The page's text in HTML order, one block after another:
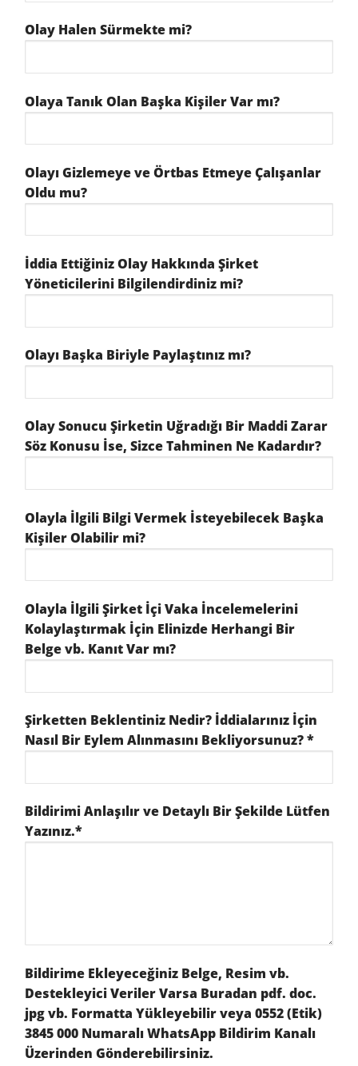
Olay Halen Sürmekte mi?
Olaya Tanık Olan Başka Kişiler Var mı?
Olayı Gizlemeye ve Örtbas Etmeye Çalışanlar
Oldu mu?
İddia Ettiğiniz Olay Hakkında Şirket
Yöneticilerini Bilgilendirdiniz mi?
Olayı Başka Biriyle Paylaştınız mı?
Olay Sonucu Şirketin Uğradığı Bir Maddi Zarar
Söz Konusu İse, Sizce Tahminen Ne Kadardır?
Olayla İlgili Bilgi Vermek İsteyebilecek Başka
Kişiler Olabilir mi?
Olayla İlgili Şirket İçi Vaka İncelemelerini
Kolaylaştırmak İçin Elinizde Herhangi Bir
Belge vb. Kanıt Var mı?
Şirketten Beklentiniz Nedir? İddialarınız İçin
Nasıl Bir Eylem Alınmasını Bekliyorsunuz? *
Bildirimi Anlaşılır ve Detaylı Bir Şekilde Lütfen
Yazınız.*
Bildirime Ekleyeceğiniz Belge, Resim vb.
Destekleyici Veriler Varsa Buradan pdf. doc.
jpg vb. Formatta Yükleyebilir veya 0552 (Etik)
3845 000 Numaralı WhatsApp Bildirim Kanalı
Üzerinden Gönderebilirsiniz.